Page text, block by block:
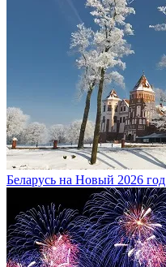
Беларусь на Новый 2026 год